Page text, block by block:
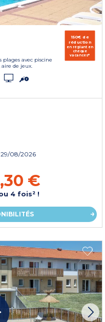
plages avec piscine
de jeux.
150€ de
réduction
en réglant en
chèque
vacances*
29/08/2026
€
4 fois² !